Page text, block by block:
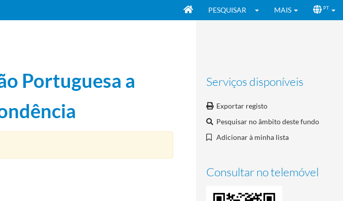
PESQUISAR MAIS PT
1988-12-09
Serviços disponíveis
Exportar registo
Pesquisar no âmbito deste fundo
Adicionar à minha lista
Consultar no telemóvel
Portuguesa a